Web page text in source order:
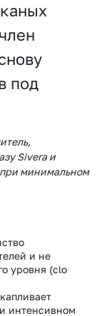
под
Sivera и
при минимальном
и не
уровня (clo
интенсивном